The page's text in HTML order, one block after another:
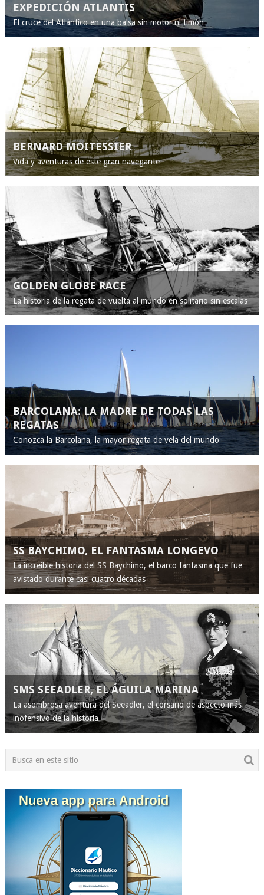
EXPEDICIÓN ATLANTIS
El cruce del Atlántico en una balsa sin motor ni timón
BERNARD MOITESSIER
Vida y aventuras de este gran navegante
GOLDEN GLOBE RACE
La historia de la regata de vuelta al mundo en solitario sin escalas
BARCOLANA: LA MADRE DE TODAS LAS
REGATAS
Conozca la Barcolana, la mayor regata de vela del mundo
SS BAYCHIMO, EL FANTASMA LONGEVO
La increíble historia del SS Baychimo, el barco fantasma que fue
avistado durante casi cuatro décadas
SMS SEEADLER, EL ÁGUILA MARINA
La asombrosa aventura del Seeadler, el corsario de aspecto más
inofensivo de la historia